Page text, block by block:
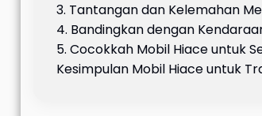
3. Tantangan dan Kelemahan
4. Bandingkan dengan
5. Cocokkah Mobil Hiace untuk
Kesimpulan Mobil Hiace untuk